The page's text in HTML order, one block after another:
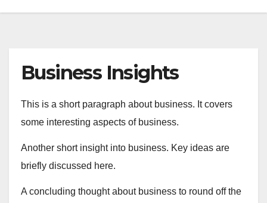
Business Insights
This is a short paragraph about business. It covers
some interesting aspects of business.
Another short insight into business. Key ideas are
briefly discussed here.
A concluding thought about business to round off the